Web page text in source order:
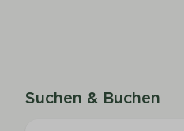
Suchen & Buchen